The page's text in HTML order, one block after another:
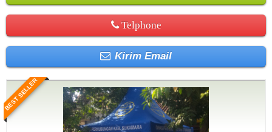
Telphone
Kirim Email
BEST SELLER